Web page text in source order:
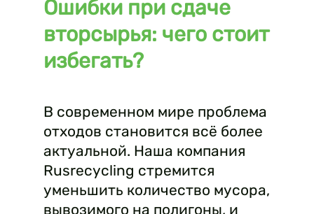
Ошибки при сдаче
вторсырья: чего стоит
избегать?
В современном мире проблема
отходов становится всё более
актуальной. Наша компания
Rusrecycling стремится
уменьшить количество мусора,
вывозимого на полигоны, и